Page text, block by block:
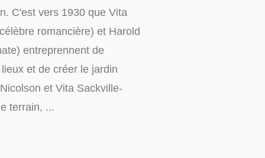
C'est vers 1930 que Vita
romancière) et Harold
entreprennent de
et de créer le jardin
et Vita Sackville-
terrain, ...